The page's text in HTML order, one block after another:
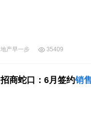
地产早一步 35409
招商蛇口：6月签约销